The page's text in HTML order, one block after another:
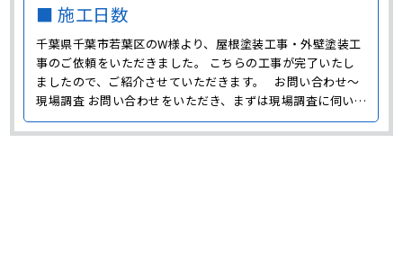
■ 施工日数
千葉県千葉市若葉区のW様より、屋根塗装工事・外壁塗装工
事のご依頼をいただきました。 こちらの工事が完了いたし
ましたので、ご紹介させていただきます。 お問い合わせ～
現場調査 お問い合わせをいただき、まずは現場調査に伺いま
した。 W様邸の外壁は白色だったので、雨だれによる黒い汚
れが目立っていました。 雨だれは外壁に付いている汚れが